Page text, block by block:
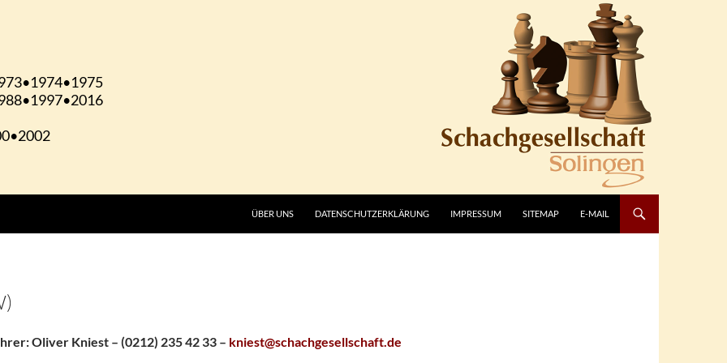
ÜBER UNS DATENSCHUTZERKLÄRUNG IMPRESSUM SITEMAP E-MAIL
Oliver Kniest – (0212) 235 42 33 – kniest@schachgesellschaft.de